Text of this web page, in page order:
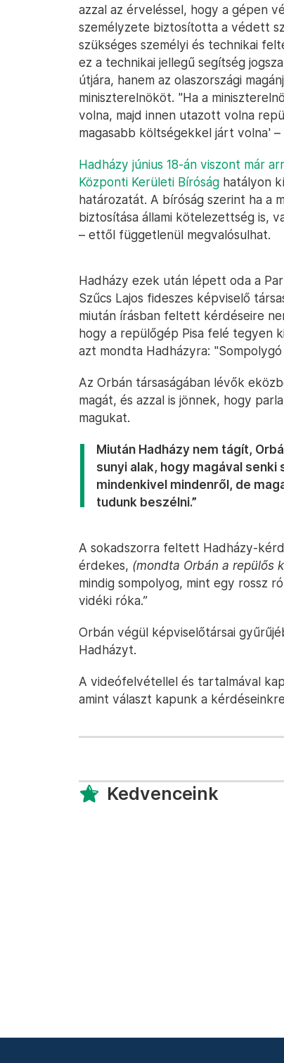
azzal az érveléssel, hogy a gépen
személyzete biztosította a védett
szükséges személyi és technikai
ez a technikai jellegű segítség
útjára, hanem az olaszországi
miniszterelnököt. "Ha a
volna, majd innen utazott volna
magasabb költségekkel járt volna'
Hadházy június 18-án viszont már
Központi Kerületi Bíróság hatályon
határozatát. A bíróság szerint ha a
biztosítása állami kötelezettség is,
– ettől függetlenül megvalósulhat.
Hadházy ezek után lépett oda a
Szűcs Lajos fideszes képviselő
miután írásban feltett kérdéseire
hogy a repülőgép Pisa felé tegyen
azt mondta Hadházyra:
Az Orbán társaságában lévők
magát, és azzal is jönnek, hogy
magukat.
Miután Hadházy nem tágít,
sunyi alak, hogy magával
mindenkivel mindenről, de
tudunk beszélni.”
A sokadszorra feltett Hadházy-
érdekes, (mondta Orbán a repülős
mindig sompolyog, mint egy rossz
vidéki róka.”
Orbán végül képviselőtársai
Hadházyt.
A videófelvétellel és tartalmával
amint választ kapunk a
Kedvenceink